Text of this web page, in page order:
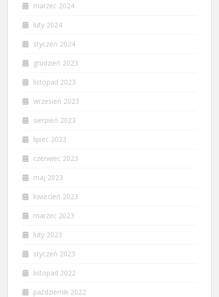
marzec 2024
luty 2024
styczeń 2024
grudzień 2023
listopad 2023
wrzesień 2023
sierpień 2023
lipiec 2023
czerwiec 2023
maj 2023
kwiecień 2023
marzec 2023
luty 2023
styczeń 2023
listopad 2022
październik 2022